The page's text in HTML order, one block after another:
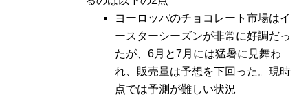
ヨーロッパのチョコレート市場はイ
ースターシーズンが非常に好調だっ
たが、6月と7月には猛暑に見舞わ
れ、販売量は予想を下回った。現時
点では予測が難しい状況